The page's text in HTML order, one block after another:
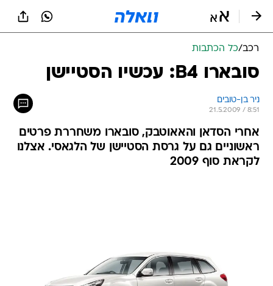
רכב/כל הכתבות
סובארו B4: עכשיו הסטיישן
ניר בן-טובים
21.5.2009 / 8:51
אחרי הסדאן והאאוטבק, סובארו משחררת פרטים
ראשוניים גם על גרסת הסטיישן של הלגאסי. אצלנו
לקראת סוף 2009